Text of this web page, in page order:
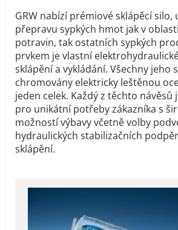
GRW nabízí prémiové sklápěcí silo,
přepravu sypkých hmot jak v
potravin, tak ostatních sypkých
prvkem je vlastní
sklápění a vykládání. Všechny jeho
chromovány elektricky leštěnou
jeden celek. Každý z těchto návěsů
pro unikátní potřeby zákazníka s
možností výbavy včetně volby
hydraulických stabilizačních
sklápění.